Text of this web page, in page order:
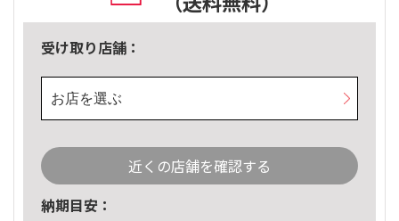
受け取り店舗：
お店を選ぶ
近くの店舗を確認する
納期目安：